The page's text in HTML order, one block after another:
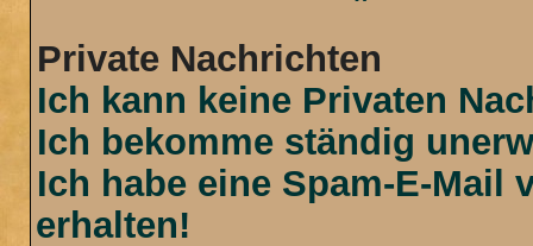
Private Nachrichten
Ich kann keine Privaten
Ich bekomme ständig
Ich habe eine Spam-E-Mail
erhalten!